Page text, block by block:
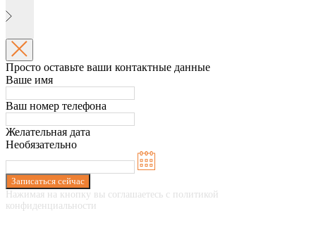
Просто оставьте ваши контактные данные
Ваше имя
Ваш номер телефона
Желательная дата
Необязательно
Записаться сейчас
Нажимая на кнопку вы соглашаетесь с политикой
конфиденциальности